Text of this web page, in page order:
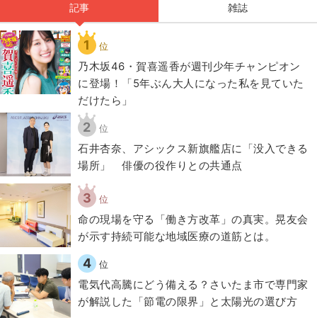
記事 雑誌
1 位
乃木坂46・賀喜遥香が週刊少年チャンピオン
に登場！「5年ぶん大人になった私を見ていた
だけたら」
2 位
石井杏奈、アシックス新旗艦店に「没入できる
場所」 俳優の役作りとの共通点
3 位
​命の現場を守る「働き方改革」の真実。晃友会
が示す持続可能な地域医療の道筋とは。
4 位
電気代高騰にどう備える？さいたま市で専門家
が解説した「節電の限界」と太陽光の選び方